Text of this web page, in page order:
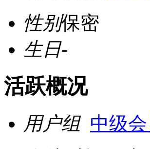
性别保密
生日-
活跃概况
用户组 中级